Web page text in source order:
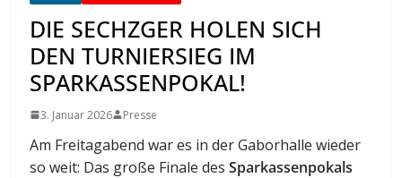
DIE SECHZGER HOLEN SICH
DEN TURNIERSIEG IM
SPARKASSENPOKAL!
3. Januar 2026 Presse
Am Freitagabend war es in der Gaborhalle wieder
so weit: Das große Finale desSparkassenpokals